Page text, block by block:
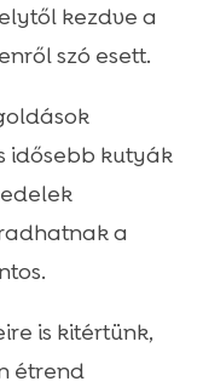
kezdve a
szó esett.
idősebb kutyák
a
is kitértünk,
étrend